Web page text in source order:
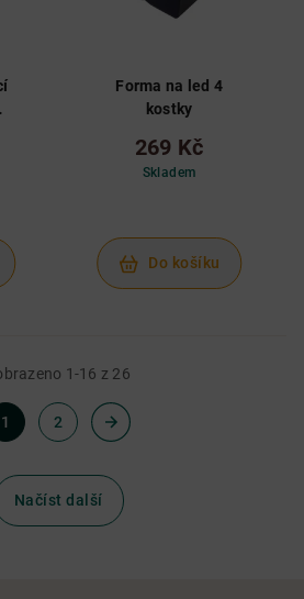
Forma na led 4
kostky
269 Kč
Skladem
Do košíku
1-16 z 26
1 2
Načíst další